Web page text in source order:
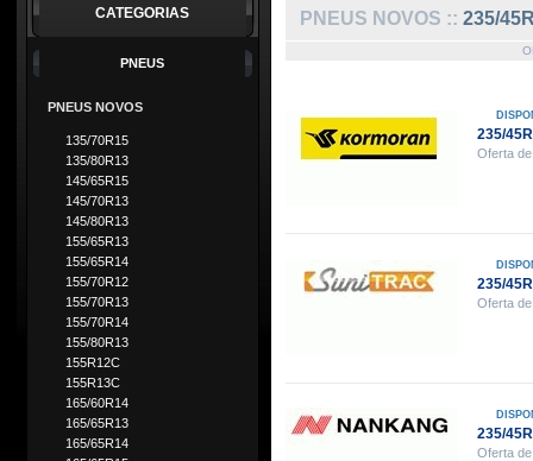
CATEGORIAS
PNEUS
PNEUS NOVOS
135/70R15
135/80R13
145/65R15
145/70R13
145/80R13
155/65R13
155/65R14
155/70R12
155/70R13
155/70R14
155/80R13
155R12C
155R13C
165/60R14
165/65R13
165/65R14
PNEUS NOVOS :: 235/
235/
Oferta
235/
Oferta
235/
Oferta